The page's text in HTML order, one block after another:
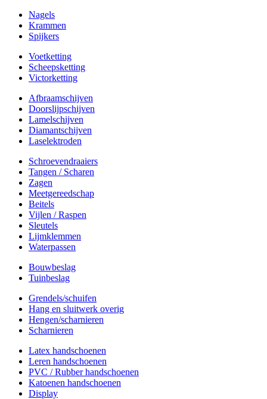
Nagels
Krammen
Spijkers
Voetketting
Scheepsketting
Victorketting
Afbraamschijven
Doorslijpschijven
Lamelschijven
Diamantschijven
Laselektroden
Schroevendraaiers
Tangen / Scharen
Zagen
Meetgereedschap
Beitels
Vijlen / Raspen
Sleutels
Lijmklemmen
Waterpassen
Bouwbeslag
Tuinbeslag
Grendels/schuifen
Hang en sluitwerk overig
Hengen/scharnieren
Scharnieren
Latex handschoenen
Leren handschoenen
PVC / Rubber handschoenen
Katoenen handschoenen
Display